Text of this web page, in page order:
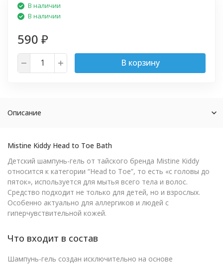
В наличии
В наличии
590 ₽
В корзину
Описание
Mistine Kiddy Head to Toe Bath
Детский шампунь-гель от тайского бренда Mistine Kiddy
относится к категории “Head to Toe”, то есть «с головы до
пяток», используется для мытья всего тела и волос.
Средство подходит не только для детей, но и взрослых.
Особенно актуально для аллергиков и людей с
гиперчувствительной кожей.
Что входит в состав
Шампунь-гель создан исключительно на основе